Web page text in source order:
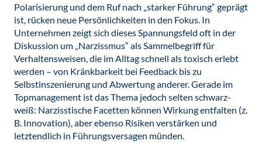
Polarisierung und dem Ruf nach „starker Führung“ geprägt
ist, rücken neue Persönlichkeiten in den Fokus. In
Unternehmen zeigt sich dieses Spannungsfeld oft in der
Diskussion um „Narzissmus“ als Sammelbegriff für
Verhaltensweisen, die im Alltag schnell als toxisch erlebt
werden – von Kränkbarkeit bei Feedback bis zu
Selbstinszenierung und Abwertung anderer. Gerade im
Topmanagement ist das Thema jedoch selten schwarz-
weiß: Narzisstische Facetten können Wirkung entfalten (z.
B. Innovation), aber ebenso Risiken verstärken und
letztendlich in Führungsversagen münden.